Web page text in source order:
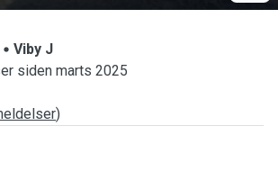
Viby J
siden marts 2025
)